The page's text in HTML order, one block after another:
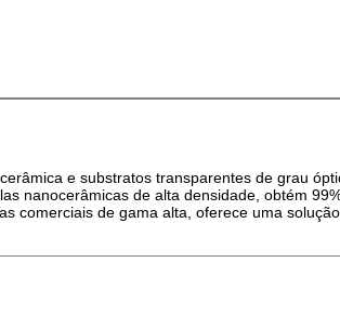
e substratos transparentes de grau
nanocerâmicas de alta densidade, obtém
comerciais de gama alta, oferece uma